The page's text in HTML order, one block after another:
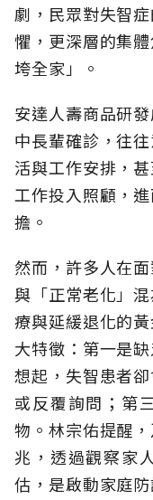
劇，民眾對失智
懼，更深層的集
垮全家」。
安達人壽商品研
中長輩確診，往
活與工作安排，
工作投入照顧，
擔。
然而，許多人在
與「正常老化」
療與延緩退化的
大特徵：第一是
想起，失智患者
或反覆詢問；第
物。林宗佑提醒
兆，透過觀察家
估，是啟動家庭